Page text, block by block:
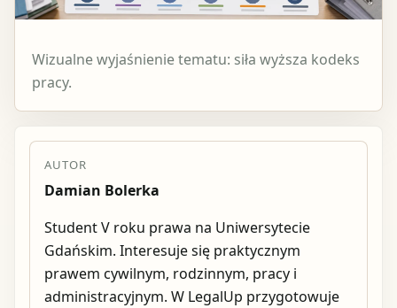
Wizualne wyjaśnienie tematu: siła wyższa kodeks
pracy.
AUTOR
Damian Bolerka
Student V roku prawa na Uniwersytecie
Gdańskim. Interesuje się praktycznym
prawem cywilnym, rodzinnym, pracy i
administracyjnym. W LegalUp przygotowuje